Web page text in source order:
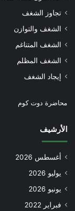
تجاوز الشغف
الشغف والتوازن
الشغف المتناغم
الشغف المظلم
إيجاد الشغف
محاضرة دوت كوم
الأرشيف
أغسطس 2026
يوليو 2026
يونيو 2026
فبراير 2022